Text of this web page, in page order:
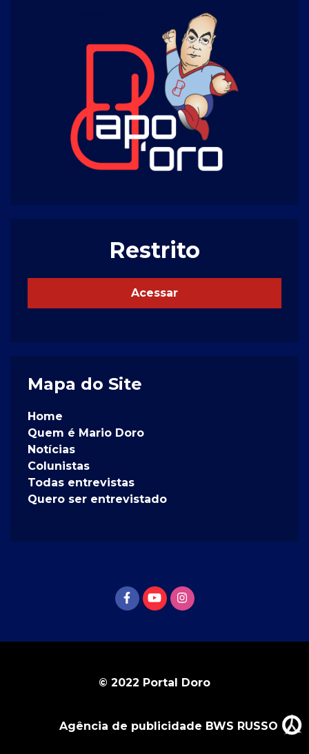
Restrito
Acessar
Mapa do Site
Home
Quem é Mario Doro
Notícias
Colunistas
Todas entrevistas
Quero ser entrevistado
© 2022 Portal Doro
Agência de publicidade BWS RUSSO